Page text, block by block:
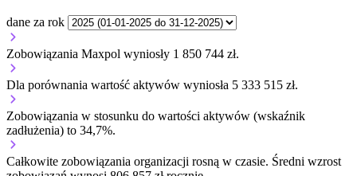
dane za rok
Zobowiązania Maxpol wyniosły 1 850 744 zł.
Dla porównania wartość aktywów wyniosła 5 333 515 zł.
Zobowiązania w stosunku do wartości aktywów (wskaźnik
zadłużenia) to 34,7%.
Całkowite zobowiązania organizacji rosną w czasie. Średni wzrost